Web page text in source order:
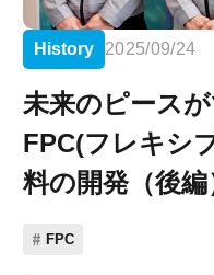
History 2025/09/24
未来のピース
FPC(フレキシ
料の開発（後編
FPC